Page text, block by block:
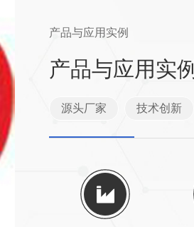
产品与应用实例
产品与应用实例
源头厂家 技术创新